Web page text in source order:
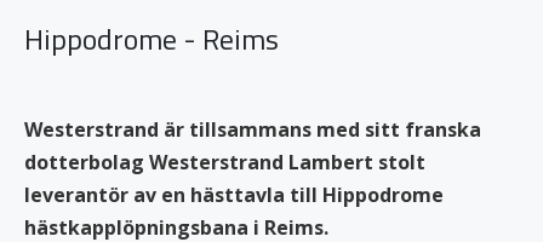
Hippodrome - Reims
Westerstrand är tillsammans med sitt franska
dotterbolag Westerstrand Lambert stolt
leverantör av en hästtavla till Hippodrome
hästkapplöpningsbana i Reims.